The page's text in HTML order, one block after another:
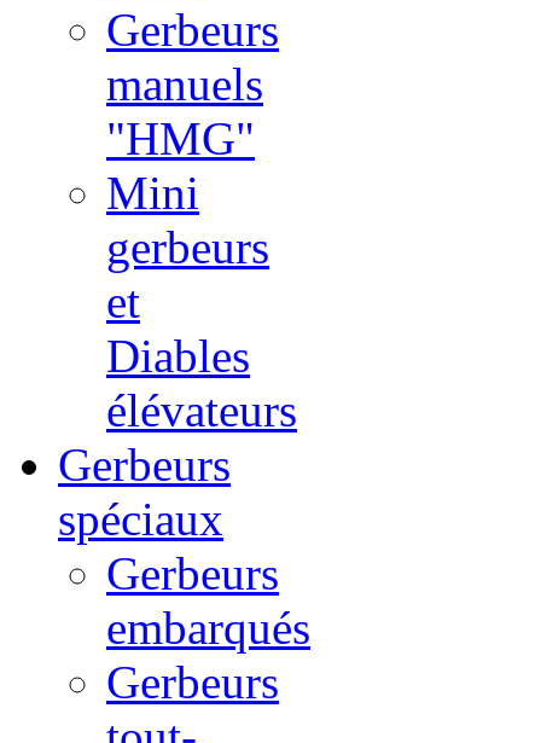
Gerbeurs
manuels
"HMG"
Mini
gerbeurs
et
Diables
élévateurs
Gerbeurs
spéciaux
Gerbeurs
embarqués
Gerbeurs